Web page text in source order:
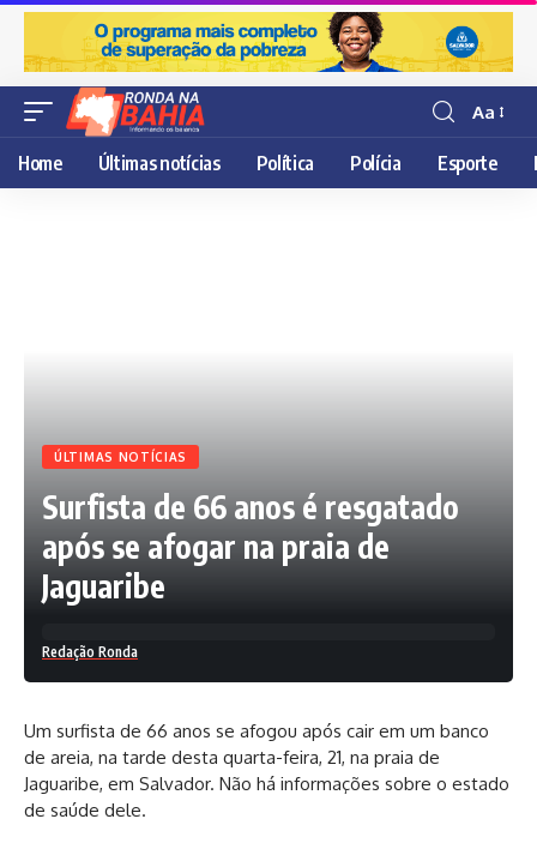
Resisor
de
fonte
Aa
Home Últimas notícias Política Polícia Esporte
ÚLTIMAS NOTÍCIAS
Surfista de 66 anos é resgatado
após se afogar na praia de
Jaguaribe
Redação Ronda
Um surfista de 66 anos se afogou após cair em um banco
de areia, na tarde desta quarta-feira, 21, na praia de
Jaguaribe, em Salvador. Não há informações sobre o estado
de saúde dele.